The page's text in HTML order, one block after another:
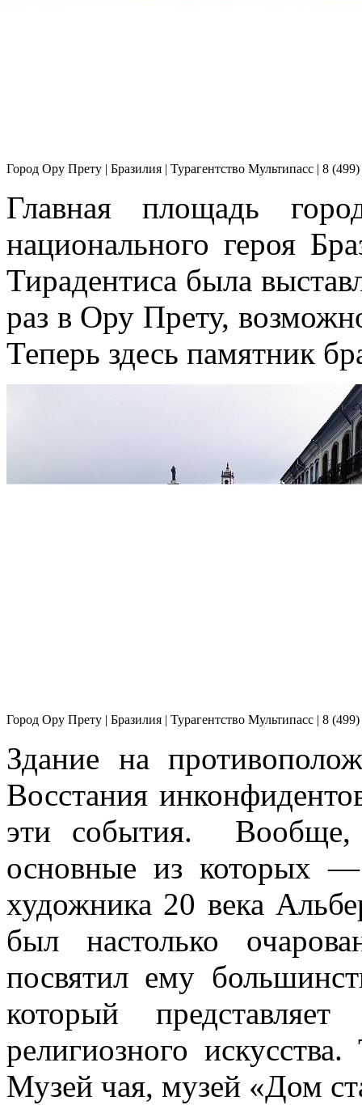
Город Ору Прету | Бразилия | Турагентство Мультипасс | 8
Главная площадь
национального героя
Тирадентиса была
раз в Ору Прету,
Теперь здесь памятник
Город Ору Прету | Бразилия | Турагентство Мультипасс | 8
Здание на
Восстания
эти события. Вообще,
основные из которых —
художника 20 века
был настолько
посвятил ему
который
религиозного
Музей чая, музей «Дом